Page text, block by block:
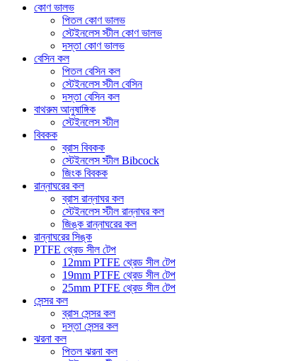
কোণ ভালভ
পিতল কোণ ভালভ
স্টেইনলেস স্টীল কোণ ভালভ
দস্তা কোণ ভালভ
বেসিন কল
পিতল বেসিন কল
স্টেইনলেস স্টীল বেসিন
দস্তা বেসিন কল
বাথরুম আনুষাঙ্গিক
স্টেইনলেস স্টীল
বিবকক
ব্রাস বিবকক
স্টেইনলেস স্টীল Bibcock
জিংক বিবকক
রান্নাঘরের কল
ব্রাস রান্নাঘর কল
স্টেইনলেস স্টীল রান্নাঘর কল
জিঙ্ক রান্নাঘরের কল
রান্নাঘরের সিঙ্ক
PTFE থ্রেড সীল টেপ
12mm PTFE থ্রেড সীল টেপ
19mm PTFE থ্রেড সীল টেপ
25mm PTFE থ্রেড সীল টেপ
সেন্সর কল
ব্রাস সেন্সর কল
দস্তা সেন্সর কল
ঝরনা কল
পিতল ঝরনা কল